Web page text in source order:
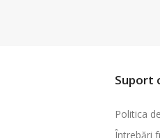
Suport
Politica
Întrebări